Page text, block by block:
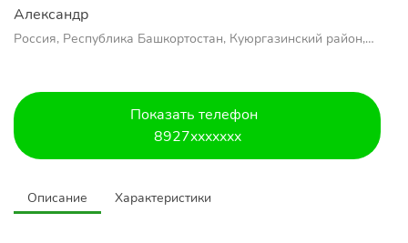
Александр
Россия, Республика Башкортостан, Куюргазинский район,
Показать телефон
8927xxxxxxx
Описание Характеристики